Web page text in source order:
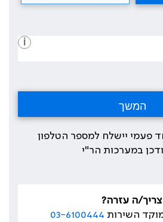
i
פעמי יישלח למספר הטלפון
במערכות הר"י
צריך/ה עזרה?
השירות 03-6100444